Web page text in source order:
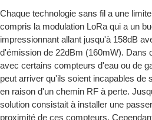
Chaque technologie sans fil a une
compris la modulation LoRa qui a un
impressionnant allant jusqu'à 158dB
d'émission de 22dBm (160mW). Dans
avec certains compteurs d'eau ou de
peut arriver qu'ils soient incapables de
en raison d'un chemin RF à perte.
solution consistait à installer une
proximité de ces compteurs.